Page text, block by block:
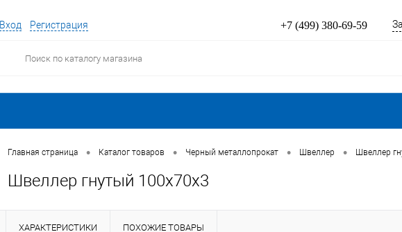
Вход Регистрация +7 (499) 380-69-59
Главная страница • Каталог товаров • Черный металлопрокат • Швеллер • Швеллер
Швеллер гнутый 100х70х3
ХАРАКТЕРИСТИКИ ПОХОЖИЕ ТОВАРЫ